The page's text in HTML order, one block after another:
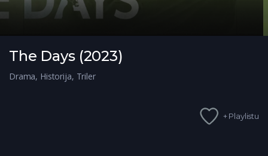
The Days (2023)
Drama, Historija, Triler
+ Playlistu